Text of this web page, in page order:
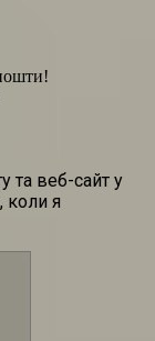
та веб-сайт у
коли я